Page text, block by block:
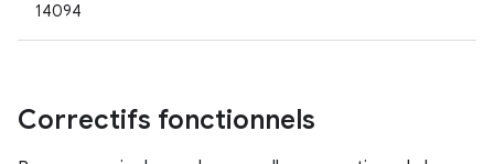
14094
Correctifs fonctionnels